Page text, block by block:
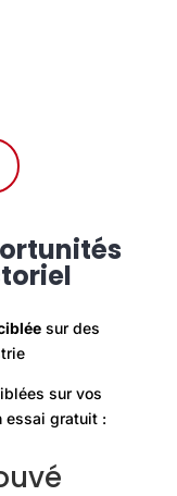
sur des
sur vos
essai gratuit :